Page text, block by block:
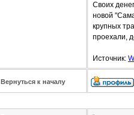
Своих
новой
крупных
проехали,
Источник:
Вернуться к началу